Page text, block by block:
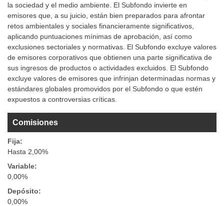
la sociedad y el medio ambiente. El Subfondo invierte en
emisores que, a su juicio, están bien preparados para afrontar
retos ambientales y sociales financieramente significativos,
aplicando puntuaciones mínimas de aprobación, así como
exclusiones sectoriales y normativas. El Subfondo excluye valores
de emisores corporativos que obtienen una parte significativa de
sus ingresos de productos o actividades excluidos. El Subfondo
excluye valores de emisores que infrinjan determinadas normas y
estándares globales promovidos por el Subfondo o que estén
expuestos a controversias críticas.
Comisiones
Fija:
Hasta 2,00%
Variable:
0,00%
Depósito:
0,00%